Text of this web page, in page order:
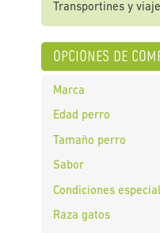
Transportines y viaje
opciones de
Marca
Edad perro
Tamaño perro
Sabor
Condiciones
Raza gatos